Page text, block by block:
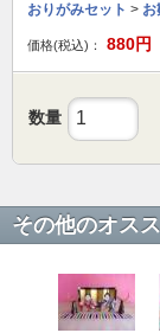
おりがみセット > お
価格(税込)： 880円
数量
その他のオス